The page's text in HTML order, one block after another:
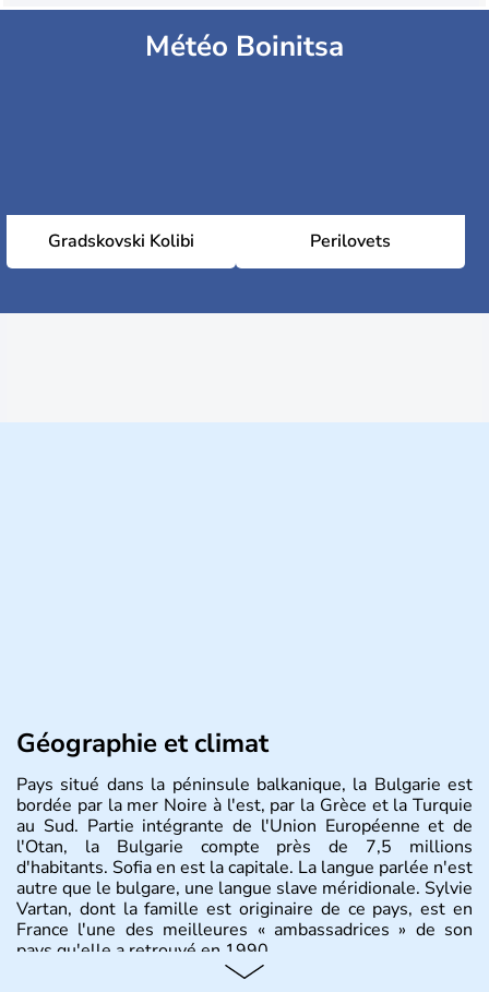
Météo Boinitsa
Gradskovski Kolibi Perilovets
Géographie et climat
Pays situé dans la péninsule balkanique, la Bulgarie est
bordée par la mer Noire à l'est, par la Grèce et la Turquie
au Sud. Partie intégrante de l'Union Européenne et de
l'Otan, la Bulgarie compte près de 7,5 millions
d'habitants. Sofia en est la capitale. La langue parlée n'est
autre que le bulgare, une langue slave méridionale. Sylvie
Vartan, dont la famille est originaire de ce pays, est en
France l'une des meilleures « ambassadrices » de son
pays qu'elle a retrouvé en 1990.